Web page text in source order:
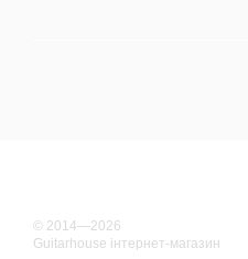
© 2014—2026
Guitarhouse інтернет-магазин